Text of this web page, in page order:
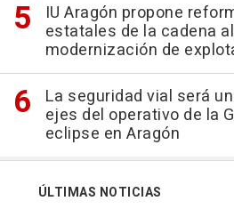
IU Aragón propone
estatales de la cadena
modernización de
La seguridad vial será
ejes del operativo de la
eclipse en Aragón
ÚLTIMAS NOTICIAS